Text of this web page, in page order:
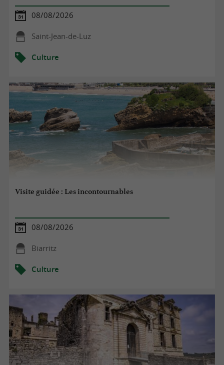
08/08/2026
Saint-Jean-de-Luz
Culture
Visite guidée : Les incontournables
08/08/2026
Biarritz
Culture